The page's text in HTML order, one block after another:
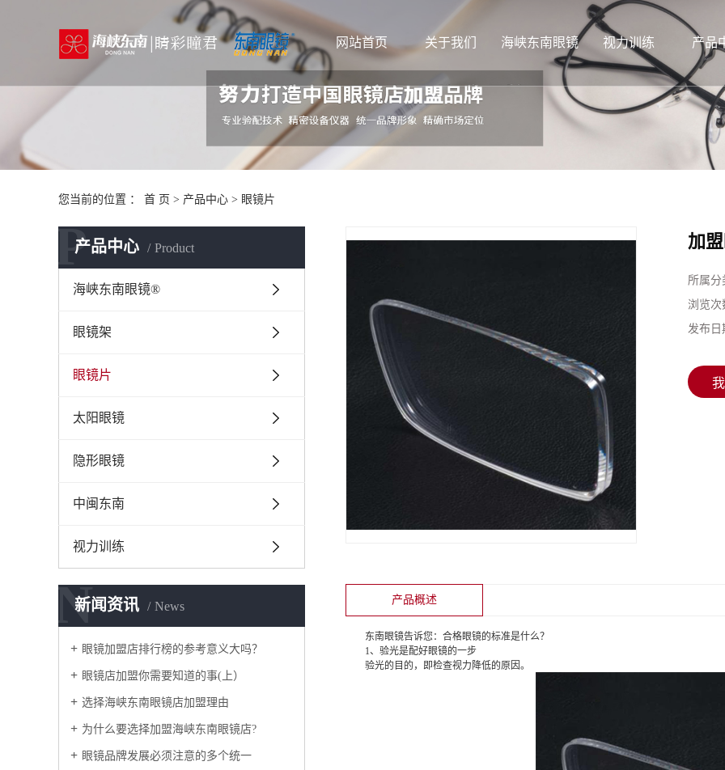
网站首页 关于我们 海峡东南眼镜 视力训练 产品
您当前的位置 ： 首 页 > 产品中心 > 眼镜片
产品中心 Product
P
海峡东南眼镜®
眼镜架
眼镜片
太阳眼镜
隐形眼镜
中闽东南
视力训练
新闻资讯 News
N
眼镜加盟店排行榜的参考意义大吗？
眼镜店加盟你需要知道的事(上）
选择海峡东南眼镜店加盟理由
为什么要选择加盟海峡东南眼镜店?
眼镜品牌发展必须注意的多个统一
加
所属分
浏览次
发布日
产品概述
东南眼镜告诉您：合格眼镜的标准是什么？
1、验光是配好眼镜的一步
验光的目的，即检查视力降低的原因。